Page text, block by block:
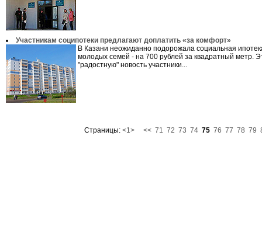
Участникам соципотеки предлагают доплатить «за комфорт»
В Казани неожиданно подорожала социальная
молодых семей - на 700 рублей за квадратный метр.
"радостную" новость участники...
Страницы: <1> << 71 72 73 74 75 76 77 78 79